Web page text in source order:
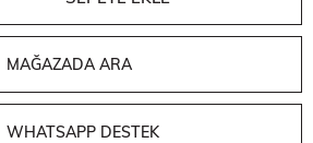
MAĞAZADA ARA
WHATSAPP DESTEK